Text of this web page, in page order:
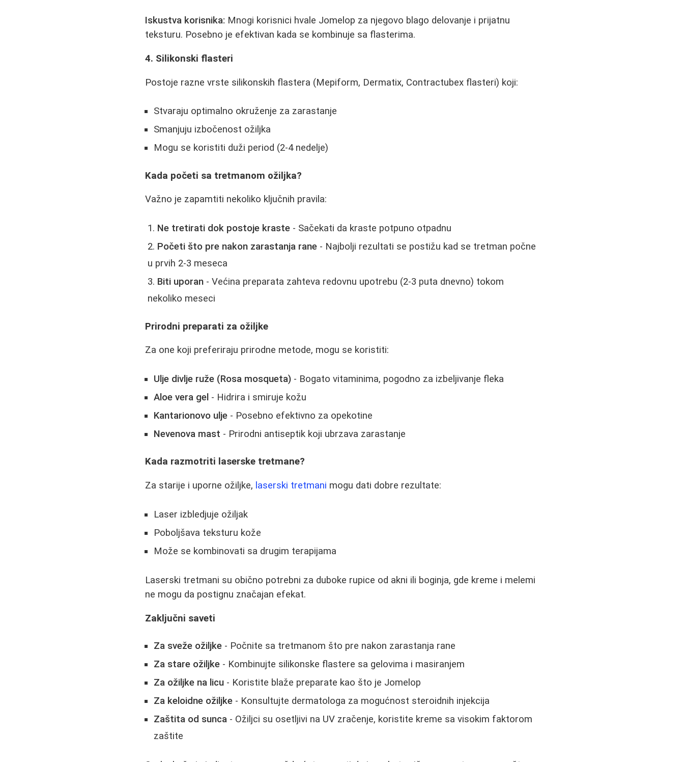
Iskustva korisnika: Mnogi korisnici hvale Jomelop za njegovo blago delovanje i prijatnu
teksturu. Posebno je efektivan kada se kombinuje sa flasterima.
4. Silikonski flasteri
Postoje razne vrste silikonskih flastera (Mepiform, Dermatix, Contractubex flasteri) koji:
Stvaraju optimalno okruženje za zarastanje
Smanjuju izbočenost ožiljka
Mogu se koristiti duži period (2-4 nedelje)
Kada početi sa tretmanom ožiljka?
Važno je zapamtiti nekoliko ključnih pravila:
Ne tretirati dok postoje kraste - Sačekati da kraste potpuno otpadnu
Početi što pre nakon zarastanja rane - Najbolji rezultati se postižu kad se tretman počne
u prvih 2-3 meseca
Biti uporan - Većina preparata zahteva redovnu upotrebu (2-3 puta dnevno) tokom
nekoliko meseci
Prirodni preparati za ožiljke
Za one koji preferiraju prirodne metode, mogu se koristiti:
Ulje divlje ruže (Rosa mosqueta) - Bogato vitaminima, pogodno za izbeljivanje fleka
Aloe vera gel - Hidrira i smiruje kožu
Kantarionovo ulje - Posebno efektivno za opekotine
Nevenova mast - Prirodni antiseptik koji ubrzava zarastanje
Kada razmotriti laserske tretmane?
Za starije i uporne ožiljke, laserski tretmani mogu dati dobre rezultate:
Laser izbledjuje ožiljak
Poboljšava teksturu kože
Može se kombinovati sa drugim terapijama
Laserski tretmani su obično potrebni za duboke rupice od akni ili boginja, gde kreme i melemi
ne mogu da postignu značajan efekat.
Zaključni saveti
Za sveže ožiljke - Počnite sa tretmanom što pre nakon zarastanja rane
Za stare ožiljke - Kombinujte silikonske flastere sa gelovima i masiranjem
Za ožiljke na licu - Koristite blaže preparate kao što je Jomelop
Za keloidne ožiljke - Konsultujte dermatologa za mogućnost steroidnih injekcija
Zaštita od sunca - Ožiljci su osetljivi na UV zračenje, koristite kreme sa visokim faktorom
zaštite